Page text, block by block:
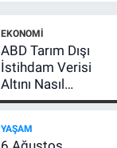
EKONOMI
ABD Tarım Dışı
İstihdam Verisi
Altını Nasıl
Etkiler? Çok Basit
YAŞAM